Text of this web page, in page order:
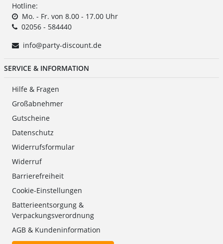
Hotline:
Mo. - Fr. von 8.00 - 17.00 Uhr
02056 - 584440
info@party-discount.de
SERVICE & INFORMATION
Hilfe & Fragen
Großabnehmer
Gutscheine
Datenschutz
Widerrufsformular
Widerruf
Barrierefreiheit
Cookie-Einstellungen
Batterieentsorgung &
Verpackungsverordnung
AGB & Kundeninformation